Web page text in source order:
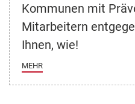
Kommunen mit
Mitarbeitern
Ihnen, wie!
MEHR